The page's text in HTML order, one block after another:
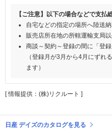
【ご注意】以下の場合などで支払
自宅などの指定の場所へ陸送
販売店所在地の所轄運輸支局
商談～契約～登録の間に「登
（登録月が3月から4月にずれ
ます）
[ 情報提供：(株)リクルート ]
日産 デイズのカタログを見る